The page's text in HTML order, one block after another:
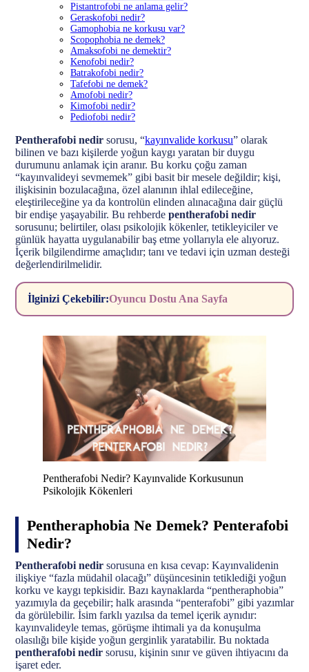
Pistantrofobi ne anlama gelir?
Geraskofobi nedir?
Gamophobia ne korkusu var?
Scopophobia ne demek?
Amaksofobi ne demektir?
Kenofobi nedir?
Batrakofobi nedir?
Tafefobi ne demek?
Amofobi nedir?
Kimofobi nedir?
Pediofobi nedir?
Pentherafobi nedir sorusu, “kayınvalide korkusu” olarak
bilinen ve bazı kişilerde yoğun kaygı yaratan bir duygu
durumunu anlamak için aranır. Bu korku çoğu zaman
“kayınvalideyi sevmemek” gibi basit bir mesele değildir; kişi,
ilişkisinin bozulacağına, özel alanının ihlal edileceğine,
eleştirileceğine ya da kontrolün elinden alınacağına dair güçlü
bir endişe yaşayabilir. Bu rehberde pentherafobi nedir
sorusunu; belirtiler, olası psikolojik kökenler, tetikleyiciler ve
günlük hayatta uygulanabilir baş etme yollarıyla ele alıyoruz.
İçerik bilgilendirme amaçlıdır; tanı ve tedavi için uzman desteği
değerlendirilmelidir.
İlginizi Çekebilir:Oyuncu Dostu Ana Sayfa
Pentherafobi Nedir? Kayınvalide Korkusunun
Psikolojik Kökenleri
Pentheraphobia Ne Demek? Penterafobi
Nedir?
Pentherafobi nedir sorusuna en kısa cevap: Kayınvalidenin
ilişkiye “fazla müdahil olacağı” düşüncesinin tetiklediği yoğun
korku ve kaygı tepkisidir. Bazı kaynaklarda “pentheraphobia”
yazımıyla da geçebilir; halk arasında “penterafobi” gibi yazımlar
da görülebilir. İsim farklı yazılsa da temel içerik aynıdır:
kayınvalideyle temas, görüşme ihtimali ya da konuşulma
olasılığı bile kişide yoğun gerginlik yaratabilir. Bu noktada
pentherafobi nedir sorusu, kişinin sınır ve güven ihtiyacını da
işaret eder.